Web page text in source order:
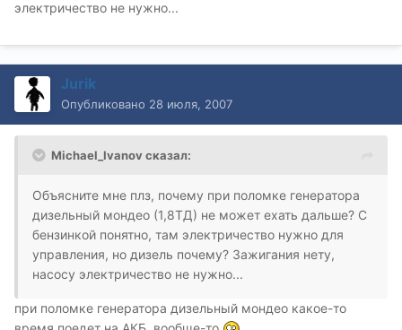
электричество не нужно...
Jurik
Опубликовано 28 июля, 2007
Michael_Ivanov сказал:
Объясните мне плз, почему при поломке генератора
дизельный мондео (1,8ТД) не может ехать дальше? С
бензинкой понятно, там электричество нужно для
управления, но дизель почему? Зажигания нету,
насосу электричество не нужно...
при поломке генератора дизельный мондео какое-то